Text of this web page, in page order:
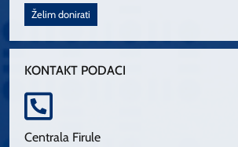
Želim donirati
KONTAKT PODACI
Centrala Firule